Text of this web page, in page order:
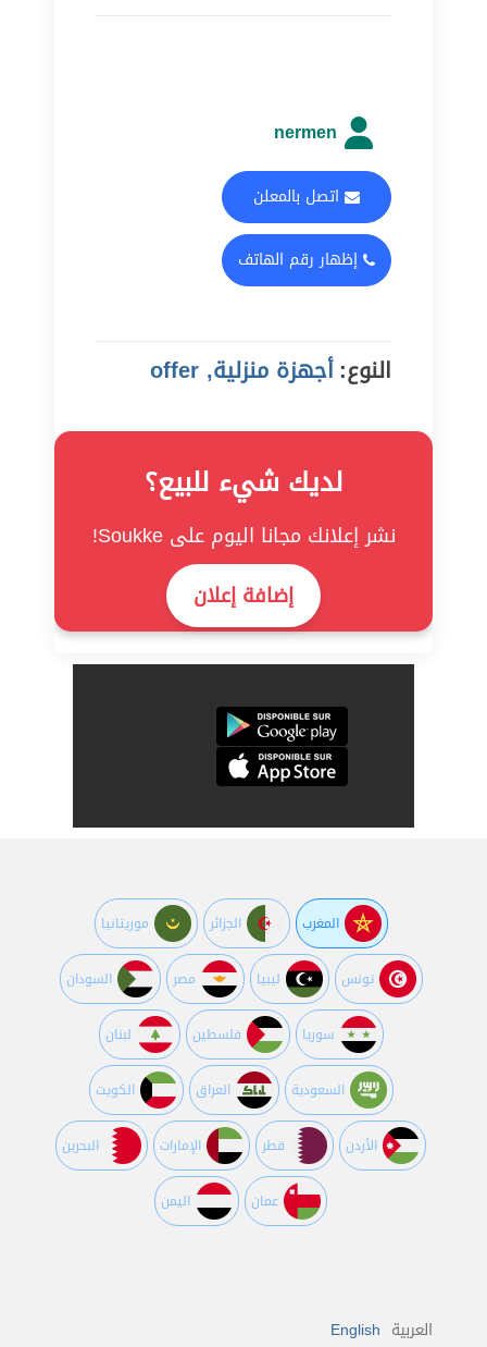
nermen
اتصل بالمعلن
إظهار رقم الهاتف
النوع:أجهزة منزلية, offer
لديك شيء للبيع؟
نشر إعلانك مجانا اليوم على Soukke!
إضافة إعلان
المغرب الجزائر موريتانيا
تونس ليبيا مصر السودان
سوريا فلسطين لبنان
السعودية العراق الكويت
اﻷردن قطر اﻹمارات البحرين
عمان اليمن
العربية English